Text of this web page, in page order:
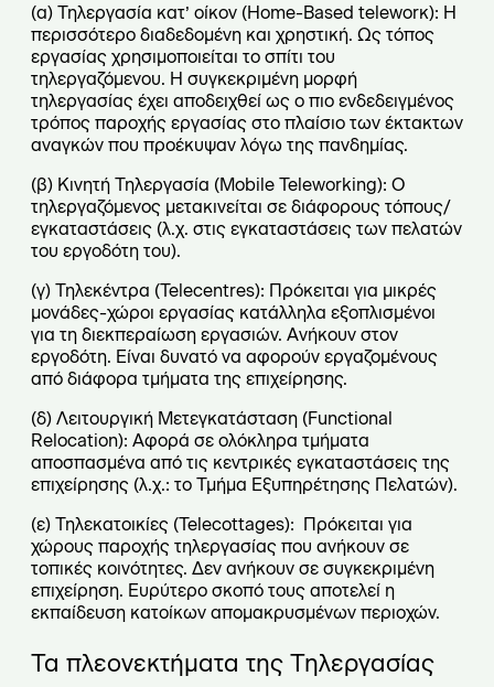
(α) Τηλεργασία κατ’ οίκον (Home-Βased teleworκ): Η
περισσότερο διαδεδομένη και χρηστική. Ως τόπος
εργασίας χρησιμοποιείται το σπίτι του
τηλεργαζόμενου. Η συγκεκριμένη μορφή
τηλεργασίας έχει αποδειχθεί ως ο πιο ενδεδειγμένος
τρόπος παροχής εργασίας στο πλαίσιο των έκτακτων
αναγκών που προέκυψαν λόγω της πανδημίας.
(β) Κινητή Τηλεργασία (Μobile Teleworking): Ο
τηλεργαζόμενος μετακινείται σε διάφορους τόπους/
εγκαταστάσεις (λ.χ. στις εγκαταστάσεις των πελατών
του εργοδότη του).
(γ) Τηλεκέντρα (Telecentres): Πρόκειται για μικρές
μονάδες-χώροι εργασίας κατάλληλα εξοπλισμένοι
για τη διεκπεραίωση εργασιών. Ανήκουν στον
εργοδότη. Είναι δυνατό να αφορούν εργαζομένους
από διάφορα τμήματα της επιχείρησης.
(δ) Λειτουργική Μετεγκατάσταση (Functional
Relocation): Αφορά σε ολόκληρα τμήματα
αποσπασμένα από τις κεντρικές εγκαταστάσεις της
επιχείρησης (λ.χ.: το Τμήμα Εξυπηρέτησης Πελατών).
(ε) Τηλεκατοικίες (Telecottages): Πρόκειται για
χώρους παροχής τηλεργασίας που ανήκουν σε
τοπικές κοινότητες. Δεν ανήκουν σε συγκεκριμένη
επιχείρηση. Ευρύτερο σκοπό τους αποτελεί η
εκπαίδευση κατοίκων απομακρυσμένων περιοχών.
Τα πλεονεκτήματα της Τηλεργασίας